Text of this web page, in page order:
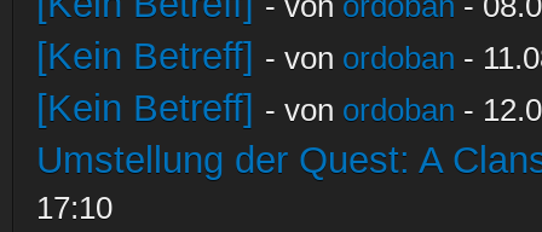
[Kein Betreff] - von ordoban -
[Kein Betreff] - von ordoban -
Umstellung der Quest: A
17:10